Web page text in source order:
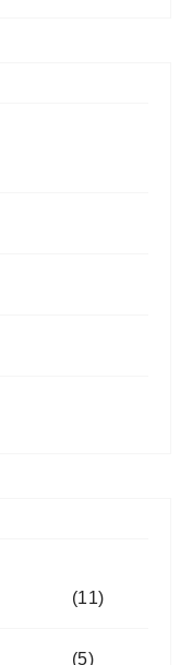
(11)
(5)